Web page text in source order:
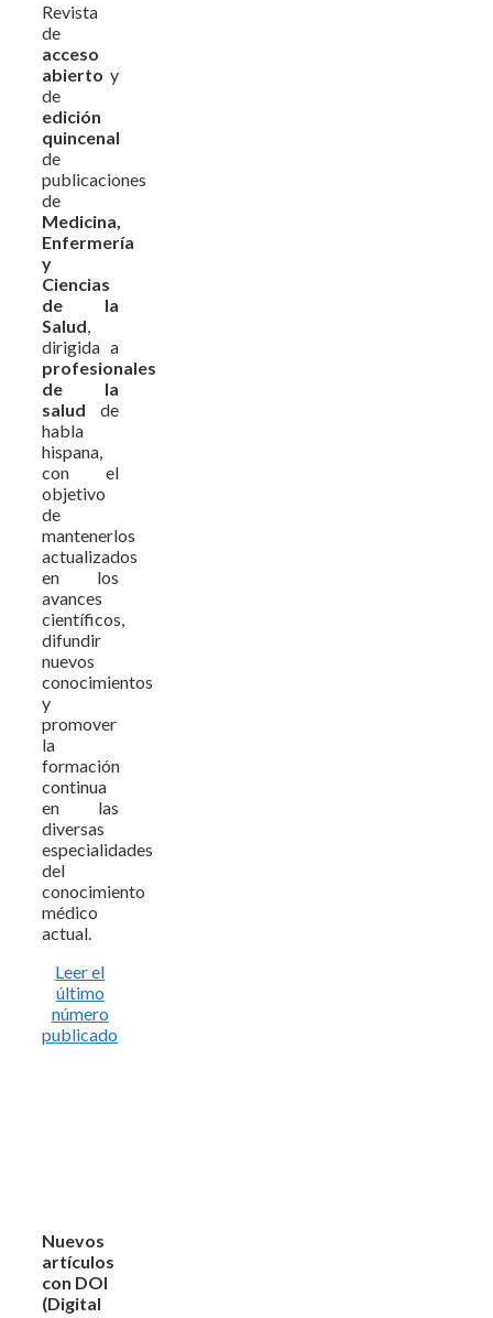
Revista
de
acceso
abierto y
de
edición
quincenal
de
publicaciones
de
Medicina,
Enfermería
y
Ciencias
de la
Salud,
dirigida a
profesionales
de la
salud de
habla
hispana,
con el
objetivo
de
mantenerlos
actualizados
en los
avances
científicos,
difundir
nuevos
conocimientos
y
promover
la
formación
continua
en las
diversas
especialidades
del
conocimiento
médico
actual.
Leer el
último
número
publicado
Nuevos
artículos
con DOI
(Digital